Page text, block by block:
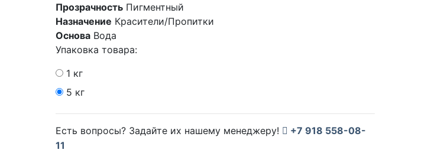
Прозрачность Пигментный
Назначение Красители/Пропитки
Основа Вода
Упаковка товара:
1 кг
5 кг
Есть вопросы? Задайте их нашему менеджеру!
+7 918 558-08-
11